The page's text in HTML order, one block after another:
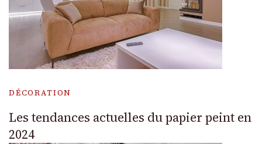
DÉCORATION
Les tendances actuelles du papier peint en
2024